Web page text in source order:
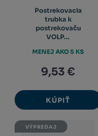
Postrekovacia
trubka k
postrekovaču
VOLP...
9,53 €
KÚPIŤ
MENEJ AKO 5 KS
VÝPREDAJ